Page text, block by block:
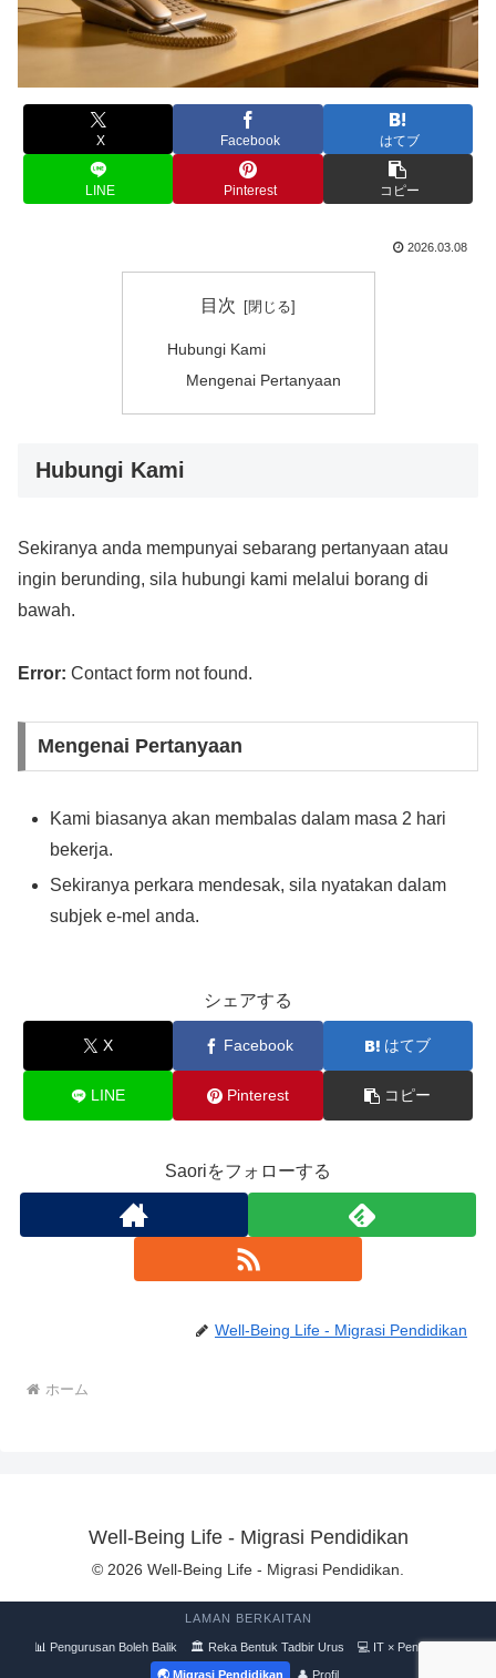
X Facebook はてブ
LINE Pinterest コピー
2026.03.08
目次
Hubungi Kami
Mengenai Pertanyaan
Hubungi Kami
Sekiranya anda mempunyai sebarang pertanyaan atau
ingin berunding, sila hubungi kami melalui borang di
bawah.
Error: Contact form not found.
Mengenai Pertanyaan
Kami biasanya akan membalas dalam masa 2 hari
bekerja.
Sekiranya perkara mendesak, sila nyatakan dalam
subjek e-mel anda.
シェアする
X Facebook はてブ
LINE Pinterest コピー
Saoriをフォローする
Well-Being Life - Migrasi Pendidikan
ホーム
Well-Being Life - Migrasi Pendidikan
© 2026 Well-Being Life - Migrasi Pendidikan.
LAMAN BERKAITAN
📊 Pengurusan Boleh Balik 🏛 Reka Bentuk Tadbir Urus 💻 IT × Pengurusan
🌏 Migrasi Pendidikan 👤 Profil